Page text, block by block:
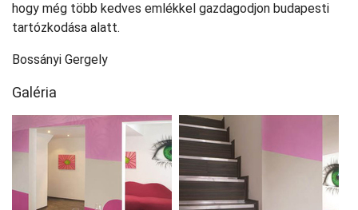
hogy még több kedves emlékkel gazdagodjon budapesti
tartózkodása alatt.
Bossányi Gergely
Galéria